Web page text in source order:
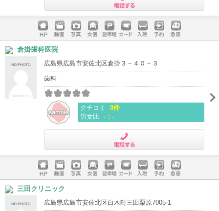
ホームペ
ージ
動画 写真 女医 駐車場
クレジッ
入院 予約 急患
倉掛歯科医院
広島県広島市安佐北区倉掛３－４０－３
歯科
クチコミ
0件
男女比 -：-
ホームペ
ージ
動画 写真 女医 駐車場
クレジッ
入院 予約 急患
三田クリニック
広島県広島市安佐北区白木町三田栗原7005-1